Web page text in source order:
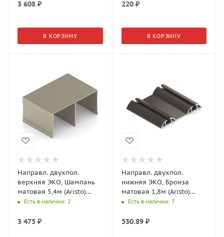
3 608 ₽
В КОРЗИНУ
220₽
В КОРЗИНУ
Направл. двухпол.
верхняя ЭКО, Шампань
матовая 5,4м (Aristo)
AE0457.BP540.CHMAN.CJ
Есть в наличии: 2
3 475 ₽
Направл. двухпол.
нижняя ЭКО, Бронза
матовая 1,8м (Aristo)
AE0456.AP540.BZMAN.CJ
Есть в наличии: 7
530.89₽